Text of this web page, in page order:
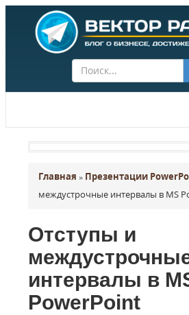
Главная » Презентации
междустрочные интервалы в MS
Отступы и
интервалы в
PowerPoint